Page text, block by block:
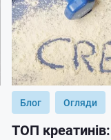
Блог Огляди
ТОП